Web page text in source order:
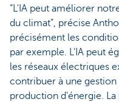
“L'IA peut améliorer
du climat”, précise
précisément les
par exemple. L'IA peut
les réseaux électriques
contribuer à une
production d'énergie.